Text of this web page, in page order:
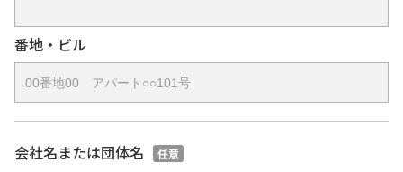
番地・ビル
会社名または団体名 任意